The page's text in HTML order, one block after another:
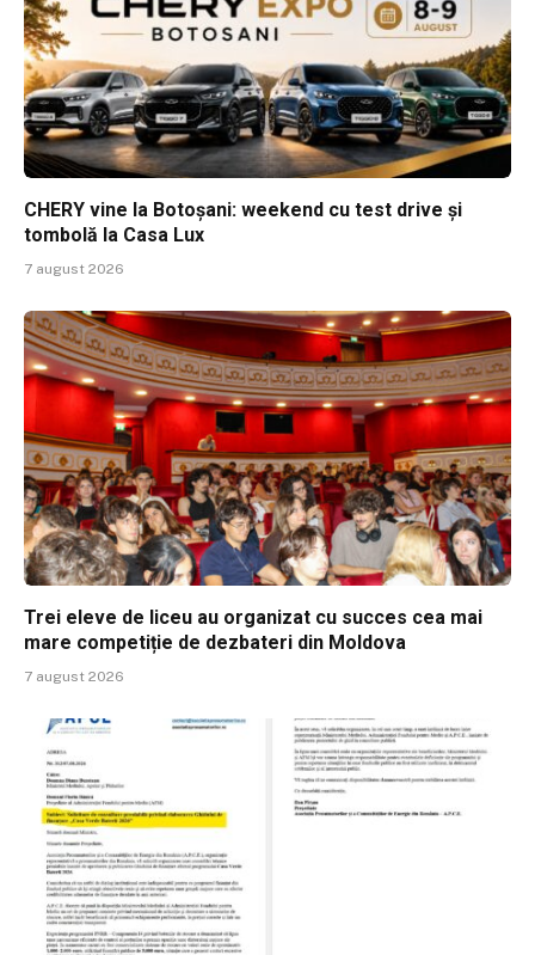
CHERY vine la Botoșani: weekend cu test drive și
tombolă la Casa Lux
7 august 2026
Trei eleve de liceu au organizat cu succes cea mai
mare competiție de dezbateri din Moldova
7 august 2026